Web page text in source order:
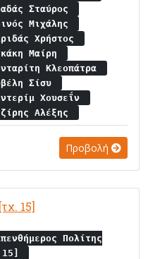
Σταύρος
Μιχάλης
Χρήστος
Μαίρη
Κλεοπάτρα
Σίσυ
Χουσεΐν
Αλέξης
Προβολή
15]
Πολίτης
15]